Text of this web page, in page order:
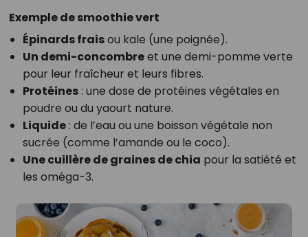
Exemple de smoothie vert
Épinards fraisou kale (une poignée).
Un demi-concombreet une demi-pomme verte
pour leur fraîcheur et leurs fibres.
Protéines: une dose de protéines végétales en
poudre ou du yaourt nature.
Liquide: de l’eau ou une boisson végétale non
sucrée (comme l’amande ou le coco).
Une cuillère de graines de chia pour la satiété et
les oméga-3.